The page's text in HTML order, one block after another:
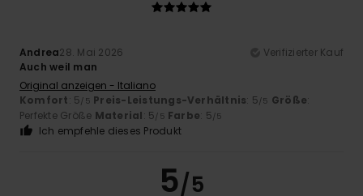
Andrea28. Mai 2026
Verifizierter Kauf
Auch weil man
Original anzeigen - Italiano
Komfort: 5/5 Preis-Leistungs-Verhältnis: 5/5 Größe:
Perfekte Größe Material: 5/5 Farbe: 5/5
Ich empfehle dieses Produkt
5/5